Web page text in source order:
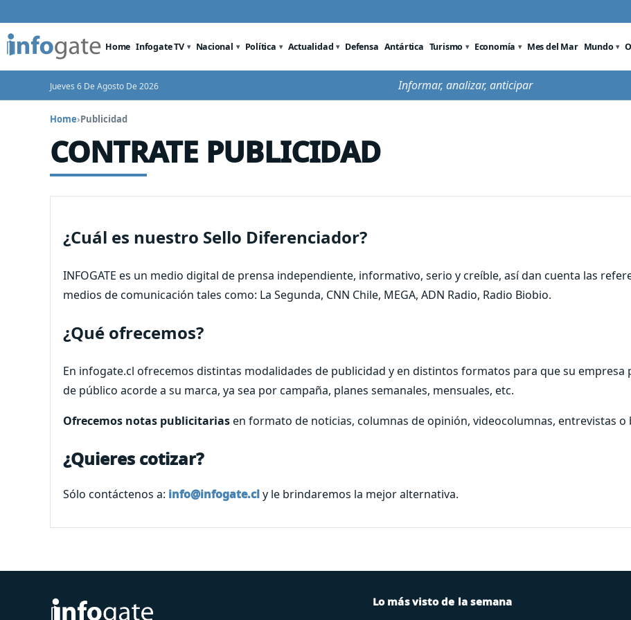
Home Infogate TV Nacional Política Actualidad Defensa Antártica Turismo Economía Mes del Mar Mundo
Jueves 6 De Agosto De 2026 Informar, analizar, anticipar
Home›Publicidad
CONTRATE PUBLICIDAD
¿Cuál es nuestro Sello Diferenciador?
INFOGATE es un medio digital de prensa independiente, informativo, serio y creíble, así dan cuenta las
medios de comunicación tales como: La Segunda, CNN Chile, MEGA, ADN Radio, Radio Biobio.
¿Qué ofrecemos?
En infogate.cl ofrecemos distintas modalidades de publicidad y en distintos formatos para que su
de público acorde a su marca, ya sea por campaña, planes semanales, mensuales, etc.
Ofrecemos notas publicitariasen formato de noticias, columnas de opinión, videocolumnas, entrevistas o
¿Quieres cotizar?
Sólo contáctenos a: info@infogate.cly le brindaremos la mejor alternativa.
Lo más visto de la semana